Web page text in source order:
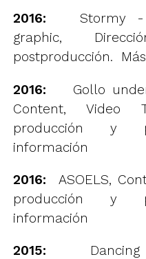
2016: Stormy -
graphic,
postproducción.
2016: Gollo under
Content, Video
producción y
información
2016: ASOELS,
producción y
información
2015: Dancing